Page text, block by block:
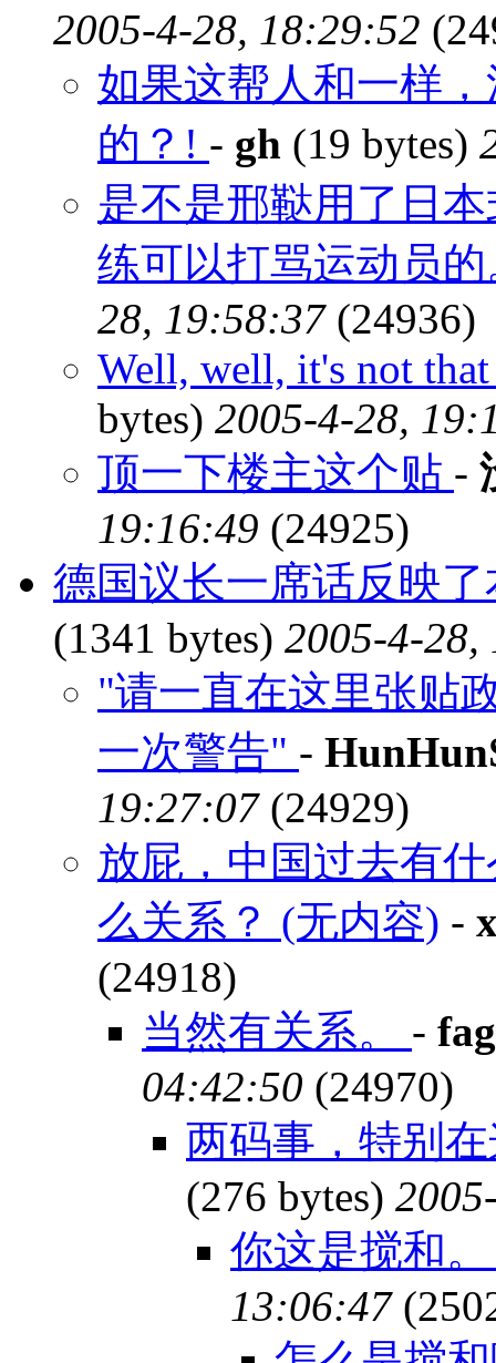
2005-4-28, 18:29:52
如果这帮人和一样
的？! - gh (19 bytes)
是不是邢鞑用了日
练可以打骂运动员
28, 19:58:37(24936)
Well, well, it's not
bytes) 2005-4-28,
顶一下楼主这个贴 -
19:16:49 (24925)
德国议长一席话反映
(1341 bytes) 2005-4-28,
"请一直在这里张贴
一次警告" -
19:27:07(24929)
放屁，中国过去有
么关系？ (无内容) -
(24918)
当然有关系。 -
04:42:50 (24970)
两码事，特别
(276 bytes)
你这是搅和
13:06:47